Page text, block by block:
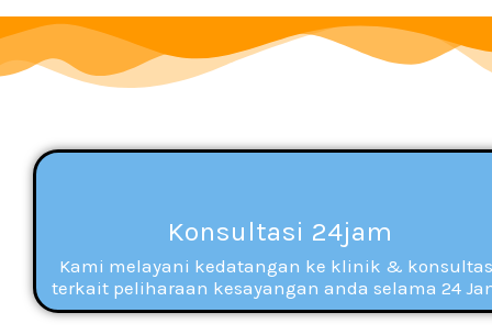
Konsultasi 24jam
Kami melayani kedatangan ke klinik &
terkait peliharaan kesayangan anda selama 24